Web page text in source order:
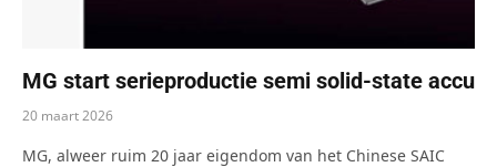
MG start serieproductie semi solid-state accu
20 maart 2026
MG, alweer ruim 20 jaar eigendom van het Chinese SAIC